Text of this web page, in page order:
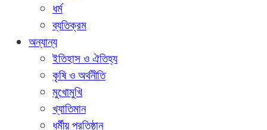
ধর্ম
ব্যতিক্রম
অন্যান্য
ইতিহাস ও ঐতিহ্য
কৃষি ও অর্থনীতি
মুখোমুখি
খ্যাতিমান
ধর্মীয় প্রতিষ্ঠান